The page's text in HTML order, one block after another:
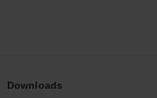
Downloads